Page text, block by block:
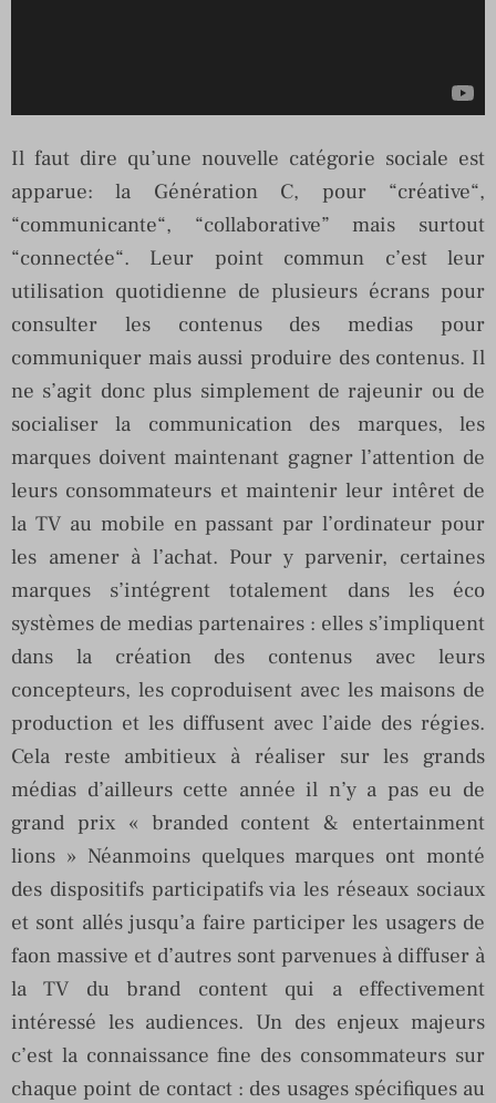
Il faut dire qu’une nouvelle catégorie sociale est
apparue: la Génération C, pour “créative“,
“communicante“, “collaborative” mais surtout
“connectée“. Leur point commun c’est leur
utilisation quotidienne de plusieurs écrans pour
consulter les contenus des medias pour
communiquer mais aussi produire des contenus. Il
ne s’agit donc plus simplement de rajeunir ou de
socialiser la communication des marques, les
marques doivent maintenant gagner l’attention de
leurs consommateurs et maintenir leur intêret de
la TV au mobile en passant par l’ordinateur pour
les amener à l’achat. Pour y parvenir, certaines
marques s’intégrent totalement dans les éco
systèmes de medias partenaires : elles s’impliquent
dans la création des contenus avec leurs
concepteurs, les coproduisent avec les maisons de
production et les diffusent avec l’aide des régies.
Cela reste ambitieux à réaliser sur les grands
médias d’ailleurs cette année il n’y a pas eu de
grand prix « branded content & entertainment
lions » Néanmoins quelques marques ont monté
des dispositifs participatifs via les réseaux sociaux
et sont allés jusqu’a faire participer les usagers de
faon massive et d’autres sont parvenues à diffuser à
la TV du brand content qui a effectivement
intéressé les audiences. Un des enjeux majeurs
c’est la connaissance fine des consommateurs sur
chaque point de contact : des usages spécifiques au